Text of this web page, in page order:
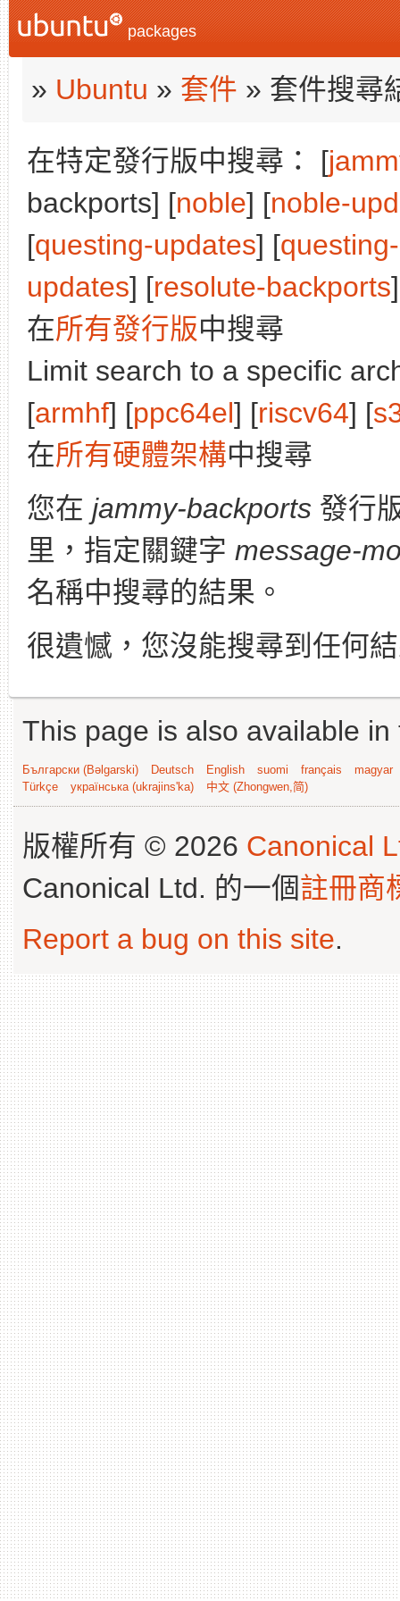
packages
» Ubuntu » 套件 » 套件搜尋
在特定發行版中搜尋： [
backports] [noble] [noble-
[questing-updates] [
updates] [resolute-backports
在所有發行版中搜尋
Limit search to a specific
[armhf] [ppc64el] [riscv64] [
在所有硬體架構中搜尋
您在 jammy-backports 發行
里，指定關鍵字 message-
名稱中搜尋的結果。
很遺憾，您沒能搜尋到任何
This page is also available
Български (Bəlgarski) Deutsch English suomi français
magyar
Türkçe
українська (ukrajins'ka) 中文 (Zhongwen,简)
版權所有 © 2026 Canonical
Canonical Ltd. 的一個註冊商
Report a bug on this site.